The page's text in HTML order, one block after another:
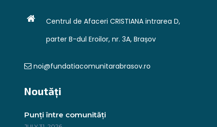
Centrul de Afaceri CRISTIANA intrarea D,
parter B-dul Eroilor, nr. 3A, Brașov
noi@fundatiacomunitarabrasov.ro
Noutăți
Punți între comunități